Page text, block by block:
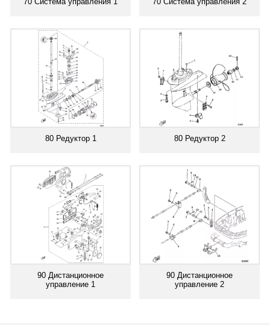
80 Редуктор 1 80 Редуктор 2
90 Дистанционное
управление 1
90 Дистанционное
управление 2